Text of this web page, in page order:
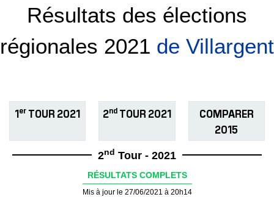
Résultats des élections
régionales 2021 de Villargent
1er TOUR 2021 2ndTOUR 2021
COMPARER
2015
2nd Tour - 2021
RÉSULTATS COMPLETS
Mis à jour le 27/06/2021 à 20h14